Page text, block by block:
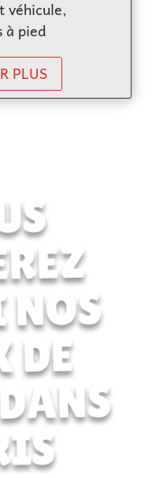
véhicule,
à pied
PLUS
NOS
DE